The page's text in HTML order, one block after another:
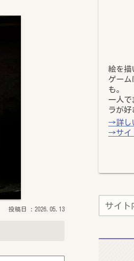
2026.05.13
絵を描
ゲーム
も。
一人で
ラが好
→詳し
→サイ